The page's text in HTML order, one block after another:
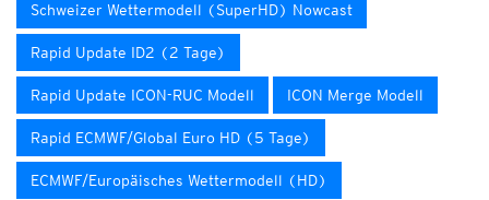
Schweizer Wettermodell (SuperHD) Nowcast
Rapid Update ID2 (2 Tage)
Rapid Update ICON-RUC Modell ICON Merge Modell
Rapid ECMWF/Global Euro HD (5 Tage)
ECMWF/Europäisches Wettermodell (HD)